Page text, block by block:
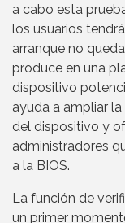
a cabo esta
los usuarios
arranque no
produce en una
dispositivo
ayuda a ampliar
del dispositivo y
administradores
a la BIOS.
La función de
un primer